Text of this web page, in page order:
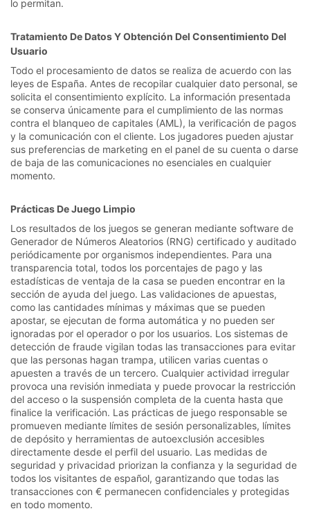
lo permitan.
Tratamiento De Datos Y Obtención Del Consentimiento Del
Usuario
Todo el procesamiento de datos se realiza de acuerdo con las
leyes de España. Antes de recopilar cualquier dato personal, se
solicita el consentimiento explícito. La información presentada
se conserva únicamente para el cumplimiento de las normas
contra el blanqueo de capitales (AML), la verificación de pagos
y la comunicación con el cliente. Los jugadores pueden ajustar
sus preferencias de marketing en el panel de su cuenta o darse
de baja de las comunicaciones no esenciales en cualquier
momento.
Prácticas De Juego Limpio
Los resultados de los juegos se generan mediante software de
Generador de Números Aleatorios (RNG) certificado y auditado
periódicamente por organismos independientes. Para una
transparencia total, todos los porcentajes de pago y las
estadísticas de ventaja de la casa se pueden encontrar en la
sección de ayuda del juego. Las validaciones de apuestas,
como las cantidades mínimas y máximas que se pueden
apostar, se ejecutan de forma automática y no pueden ser
ignoradas por el operador o por los usuarios. Los sistemas de
detección de fraude vigilan todas las transacciones para evitar
que las personas hagan trampa, utilicen varias cuentas o
apuesten a través de un tercero. Cualquier actividad irregular
provoca una revisión inmediata y puede provocar la restricción
del acceso o la suspensión completa de la cuenta hasta que
finalice la verificación. Las prácticas de juego responsable se
promueven mediante límites de sesión personalizables, límites
de depósito y herramientas de autoexclusión accesibles
directamente desde el perfil del usuario. Las medidas de
seguridad y privacidad priorizan la confianza y la seguridad de
todos los visitantes de español, garantizando que todas las
transacciones con € permanecen confidenciales y protegidas
en todo momento.